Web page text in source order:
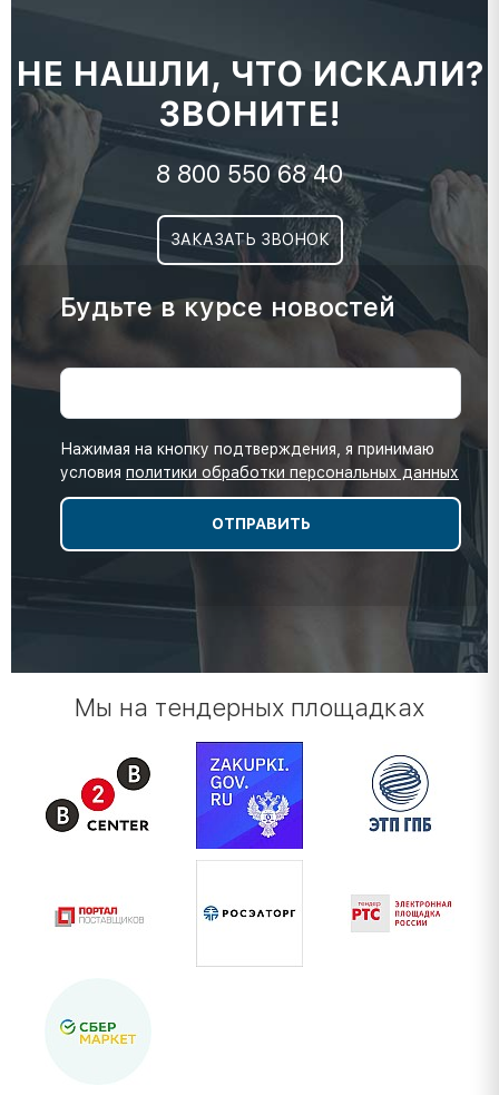
НЕ НАШЛИ, ЧТО ИСКАЛИ?
ЗВОНИТЕ!
8 800 550 68 40
ЗАКАЗАТЬ ЗВОНОК
Будьте в курсе новостей
Нажимая на кнопку подтверждения, я принимаю
условия политики обработки персональных данных
Мы на тендерных площадках